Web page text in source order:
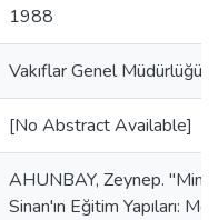
1988
Vakıflar Genel Müdürlüğü
[No Abstract Available]
AHUNBAY, Zeynep.
Sinan'ın Eğitim Yapıları: